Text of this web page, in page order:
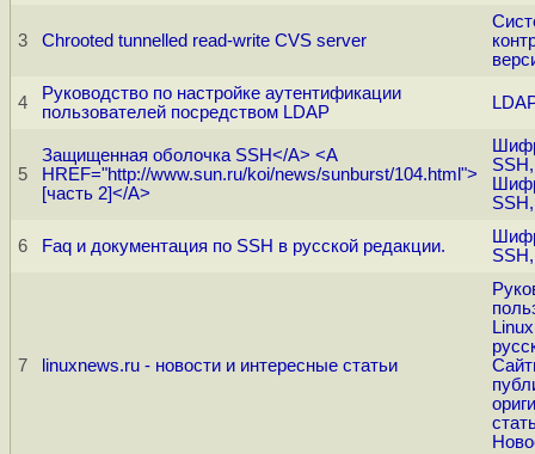
3 Chrooted tunnelled read-write CVS server
4
Руководство по настройке аутентификации
пользователей посредством LDAP
5
Защищенная оболочка SSH</A> <A
HREF="http://www.sun.ru/koi/news/sunburst/104.html">
[часть 2]</A>
6 Faq и документация по SSH в русской редакции.
7 linuxnews.ru - новости и интересные статьи